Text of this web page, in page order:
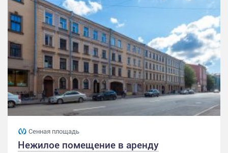
Сенная площадь
Нежилое помещение в аренду